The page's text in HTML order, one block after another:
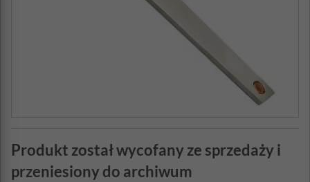
Produkt został wycofany ze sprzedaży i
przeniesiony do archiwum